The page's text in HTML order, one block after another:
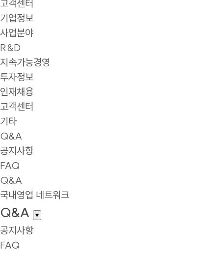
고객센터
기업정보
사업분야
R&D
지속가능경영
투자정보
인재채용
고객센터
기타
Q&A
공지사항
FAQ
Q&A
국내영업 네트워크
Q&A ▼
공지사항
FAQ